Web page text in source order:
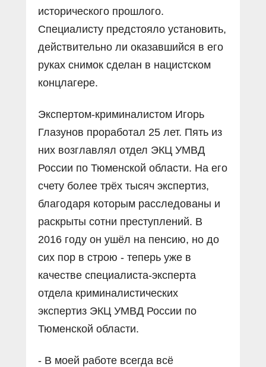
исторического прошлого.
Специалисту предстояло установить,
действительно ли оказавшийся в его
руках снимок сделан в нацистском
концлагере.
Экспертом-криминалистом Игорь
Глазунов проработал 25 лет. Пять из
них возглавлял отдел ЭКЦ УМВД
России по Тюменской области. На его
счету более трёх тысяч экспертиз,
благодаря которым расследованы и
раскрыты сотни преступлений. В
2016 году он ушёл на пенсию, но до
сих пор в строю - теперь уже в
качестве специалиста-эксперта
отдела криминалистических
экспертиз ЭКЦ УМВД России по
Тюменской области.
- В моей работе всегда всё